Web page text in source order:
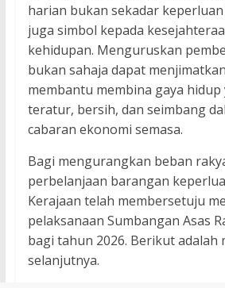
harian bukan sekadar
juga simbol kepada
kehidupan. Menguruskan
bukan sahaja dapat
membantu membina gaya hidup
teratur, bersih, dan seimbang
cabaran ekonomi semasa.
Bagi mengurangkan beban
perbelanjaan barangan
Kerajaan telah membersetuju
pelaksanaan Sumbangan Asas
bagi tahun 2026. Berikut adalah
selanjutnya.